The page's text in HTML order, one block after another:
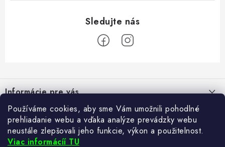
Používáme cookies, aby sme Vám umožnili pohodlné
prehliadanie webu a vďaka analýze prevádzky webu
neustále zlepšovali jeho funkcie, výkon a použitelnost.
Viac informácíí TU
pInformácie pre vás
Kontakt
Hodnotenie obchodu
Blogy
Ako si vybrať poštovú schránku?
Facebook